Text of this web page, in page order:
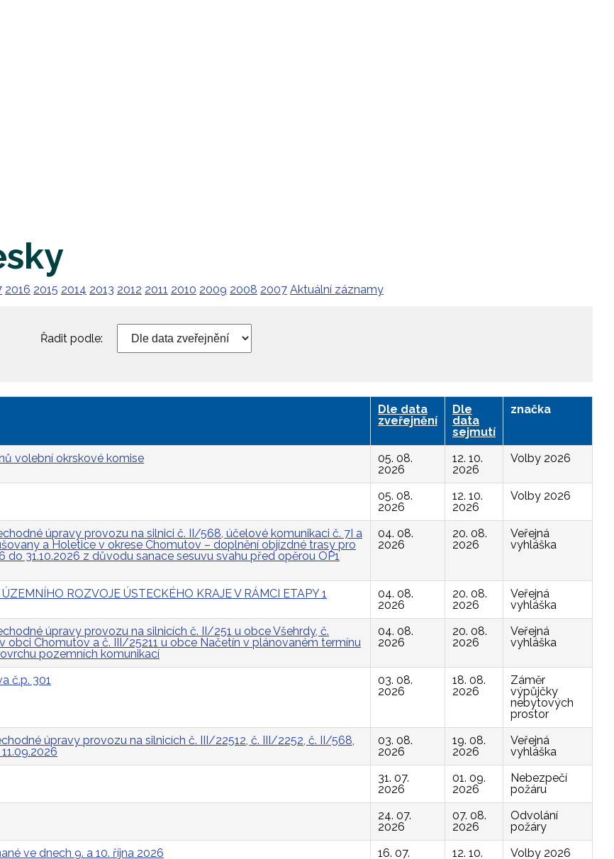
2016 2015 2014 2013 2012 2011 2010 2009 2008 2007 Aktuální záznamy
Řadit podle:
Dle data
zveřejnění
Dle
data
sejmutí
značka
volební okrskové komise
05. 08.
2026
12. 10.
2026
Volby 2026
05. 08.
2026
12. 10.
2026
Volby 2026
úpravy provozu na silnici č. II/568, účelové komunikaci č. 7I a
a Holetice v okrese Chomutov – doplnění objízdné trasy pro
31.10.2026 z důvodu sanace sesuvu svahu před opěrou OP1
04. 08.
2026
20. 08.
2026
Veřejná
vyhláška
ROZVOJE ÚSTECKÉHO KRAJE V RÁMCI ETAPY 1
04. 08.
2026
20. 08.
2026
Veřejná
vyhláška
úpravy provozu na silnicích č. II/251 u obce Všehrdy, č.
Chomutov a č. III/25211 u obce Načetín v plánovaném termínu
pozemních komunikací
04. 08.
2026
20. 08.
2026
Veřejná
vyhláška
č.p. 301
03. 08.
2026
18. 08.
2026
Záměr
výpůjčky
nebytových
prostor
úpravy provozu na silnicích č. III/22512, č. III/2252, č. II/568,
03. 08.
2026
19. 08.
2026
Veřejná
vyhláška
31. 07.
2026
01. 09.
2026
Nebezpečí
požáru
24. 07.
2026
07. 08.
2026
Odvolání
požáry
ve dnech 9. a 10. října 2026
16. 07.
12. 10.
Volby 2026